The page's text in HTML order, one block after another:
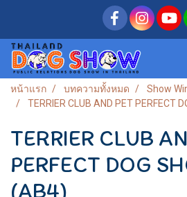
หน้าแรก บทความทั้งหมด
Show
TERRIER CLUB AND PET PERFECT
TERRIER CLUB
PERFECT DOG
(AB4)